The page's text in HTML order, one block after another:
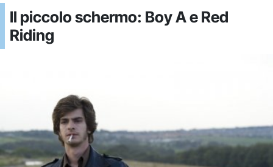
Il piccolo schermo: Boy A e Red
Riding